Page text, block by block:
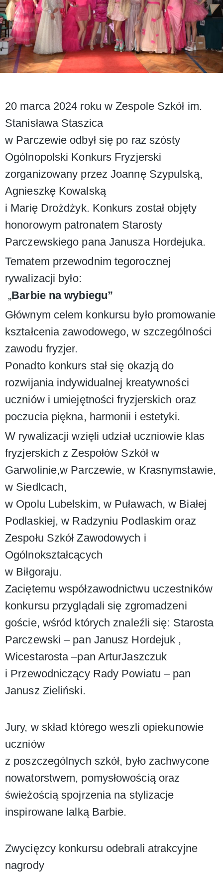
20 marca 2024 roku w Zespole Szkół im.
Stanisława Staszica
w Parczewie odbył się po raz szósty
Ogólnopolski Konkurs Fryzjerski
zorganizowany przez Joannę Szypulską,
Agnieszkę Kowalską
i Marię Drożdżyk. Konkurs został objęty
honorowym patronatem Starosty
Parczewskiego pana Janusza Hordejuka.
Tematem przewodnim tegorocznej
rywalizacji było:
„Barbie na wybiegu”
Głównym celem konkursu było promowanie
kształcenia zawodowego, w szczególności
zawodu fryzjer.
Ponadto konkurs stał się okazją do
rozwijania indywidualnej kreatywności
uczniów i umiejętności fryzjerskich oraz
poczucia piękna, harmonii i estetyki.
W rywalizacji wzięli udział uczniowie klas
fryzjerskich z Zespołów Szkół w
Garwolinie,w Parczewie, w Krasnymstawie,
w Siedlcach,
w Opolu Lubelskim, w Puławach, w Białej
Podlaskiej, w Radzyniu Podlaskim oraz
Zespołu Szkół Zawodowych i
Ogólnokształcących
w Biłgoraju.
Zaciętemu współzawodnictwu uczestników
konkursu przyglądali się zgromadzeni
goście, wśród których znaleźli się: Starosta
Parczewski – pan Janusz Hordejuk ,
Wicestarosta –pan ArturJaszczuk
i Przewodniczący Rady Powiatu – pan
Janusz Zieliński.
Jury, w skład którego weszli opiekunowie
uczniów
z poszczególnych szkół, było zachwycone
nowatorstwem, pomysłowością oraz
świeżością spojrzenia na stylizacje
inspirowane lalką Barbie.
Zwycięzcy konkursu odebrali atrakcyjne
nagrody